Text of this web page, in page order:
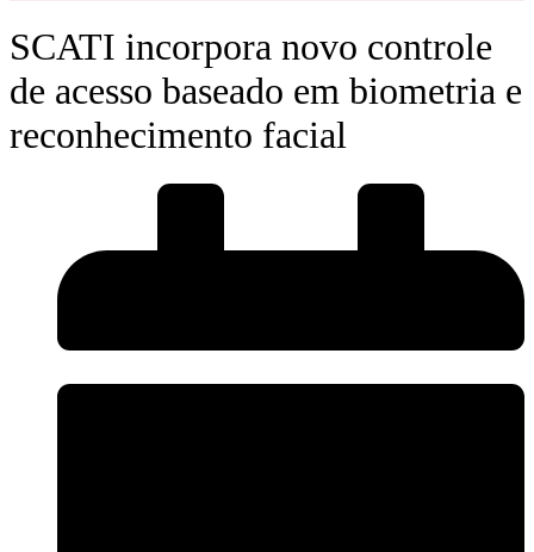
SCATI incorpora novo controle
de acesso baseado em biometria e
reconhecimento facial